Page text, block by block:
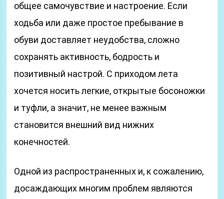
общее самочувствие и настроение. Если
ходьба или даже простое пребывание в
обуви доставляет неудобства, сложно
сохранять активность, бодрость и
позитивный настрой. С приходом лета
хочется носить легкие, открытые босоножки
и туфли, а значит, не менее важным
становится внешний вид нижних
конечностей.
Одной из распространенных и, к сожалению,
досаждающих многим проблем являются